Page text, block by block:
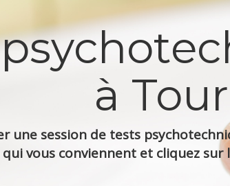
à
une session de tests
vous conviennent et cliquez